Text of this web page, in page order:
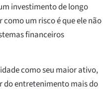
investimento de longo
como um risco é que ele não
financeiros
como seu maior ativo,
do entretenimento mais do